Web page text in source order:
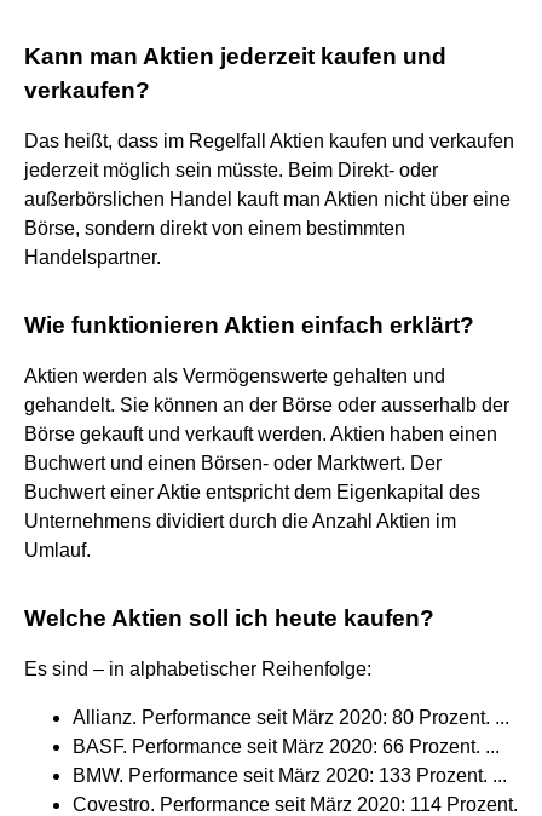
Kann man Aktien jederzeit kaufen und
verkaufen?
Das heißt, dass im Regelfall Aktien kaufen und verkaufen
jederzeit möglich sein müsste. Beim Direkt- oder
außerbörslichen Handel kauft man Aktien nicht über eine
Börse, sondern direkt von einem bestimmten
Handelspartner.
Wie funktionieren Aktien einfach erklärt?
Aktien werden als Vermögenswerte gehalten und
gehandelt. Sie können an der Börse oder ausserhalb der
Börse gekauft und verkauft werden. Aktien haben einen
Buchwert und einen Börsen- oder Marktwert. Der
Buchwert einer Aktie entspricht dem Eigenkapital des
Unternehmens dividiert durch die Anzahl Aktien im
Umlauf.
Welche Aktien soll ich heute kaufen?
Es sind – in alphabetischer Reihenfolge:
Allianz. Performance seit März 2020: 80 Prozent. ...
BASF. Performance seit März 2020: 66 Prozent. ...
BMW. Performance seit März 2020: 133 Prozent. ...
Covestro. Performance seit März 2020: 114 Prozent.